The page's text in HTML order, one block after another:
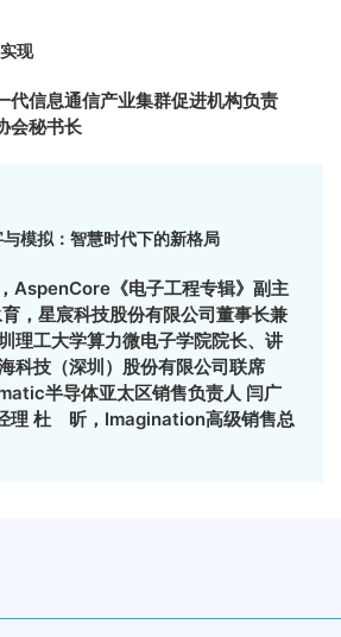
现
代信息通信产业集群促进机构负责
会秘书长
模拟：智慧时代下的新格局
AspenCore《电子工程专辑》副主
，星宸科技股份有限公司董事长兼
理工大学算力微电子学院院长、讲
科技（深圳）股份有限公司联席
半导体亚太区销售负责人 闫广
理 杜 昕，Imagination高级销售总